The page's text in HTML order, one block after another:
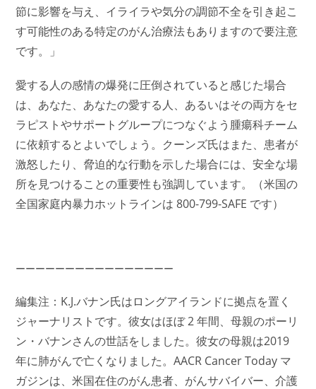
節に影響を与え、イライラや気分の調節不全を引き起こ
す可能性のある特定のがん治療法もありますので要注意
です。」
愛する人の感情の爆発に圧倒されていると感じた場合
は、あなた、あなたの愛する人、あるいはその両方をセ
ラピストやサポートグループにつなぐよう腫瘍科チーム
に依頼するとよいでしょう。クーンズ氏はまた、患者が
激怒したり、脅迫的な行動を示した場合には、安全な場
所を見つけることの重要性も強調しています。（米国の
全国家庭内暴力ホットラインは 800-799-SAFE です）
ーーーーーーーーーーーーーーーー
編集注：K.J.バナン氏はロングアイランドに拠点を置く
ジャーナリストです。彼女はほぼ 2 年間、母親のポーリ
ン・バナンさんの世話をしました。彼女の母親は2019
年に肺がんで亡くなりました。AACR Cancer Today マ
ガジンは、米国在住のがん患者、がんサバイバー、介護